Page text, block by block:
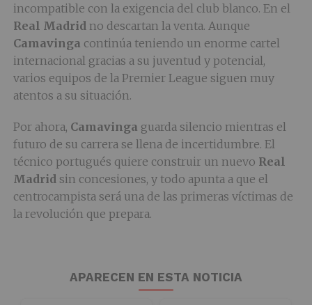
incompatible con la exigencia del club blanco. En el
Real Madrid no descartan la venta. Aunque
Camavinga continúa teniendo un enorme cartel
internacional gracias a su juventud y potencial,
varios equipos de la Premier League siguen muy
atentos a su situación.
Por ahora, Camavinga guarda silencio mientras el
futuro de su carrera se llena de incertidumbre. El
técnico portugués quiere construir un nuevo Real
Madrid sin concesiones, y todo apunta a que el
centrocampista será una de las primeras víctimas de
la revolución que prepara.
APARECEN EN ESTA NOTICIA